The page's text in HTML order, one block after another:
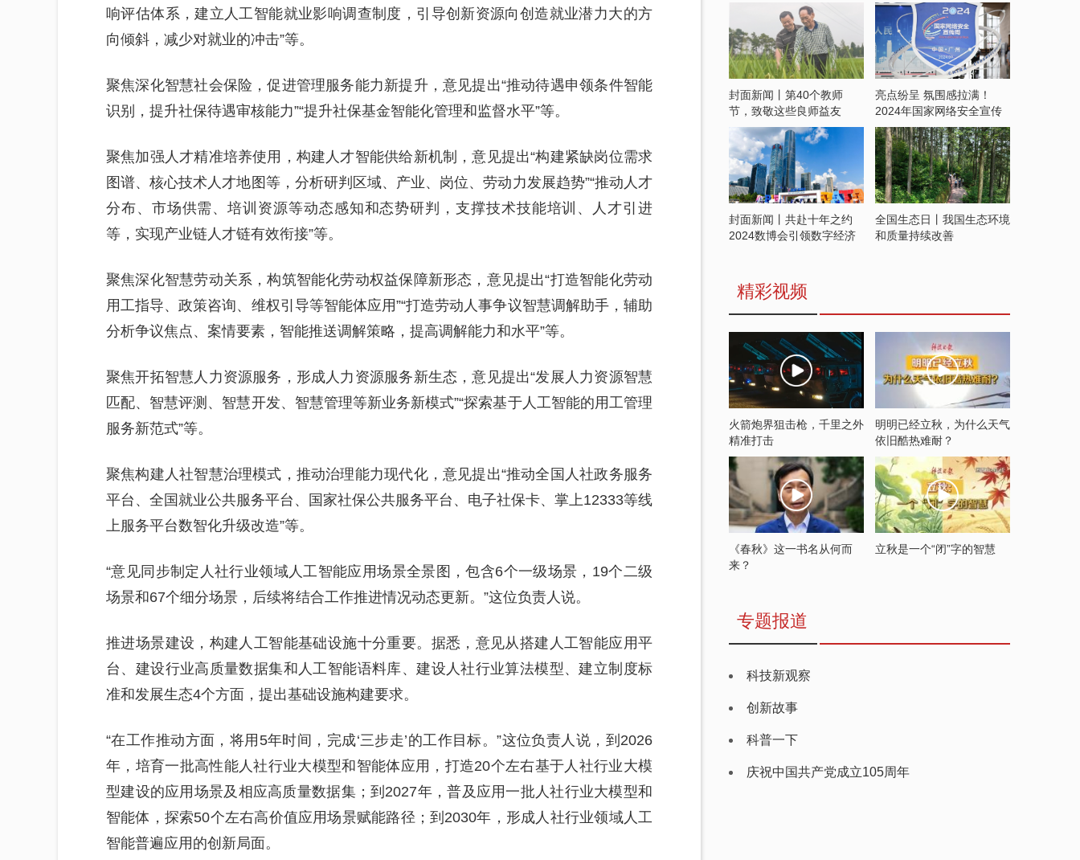
响评估体系，建立人工智能就业影响调查制度，引导创新资源向创造就业潜力大的方
向倾斜，减少对就业的冲击”等。
聚焦深化智慧社会保险，促进管理服务能力新提升，意见提出“推动待遇申领条件智能
识别，提升社保待遇审核能力”“提升社保基金智能化管理和监督水平”等。
聚焦加强人才精准培养使用，构建人才智能供给新机制，意见提出“构建紧缺岗位需求
图谱、核心技术人才地图等，分析研判区域、产业、岗位、劳动力发展趋势”“推动人才
分布、市场供需、培训资源等动态感知和态势研判，支撑技术技能培训、人才引进
等，实现产业链人才链有效衔接”等。
聚焦深化智慧劳动关系，构筑智能化劳动权益保障新形态，意见提出“打造智能化劳动
用工指导、政策咨询、维权引导等智能体应用”“打造劳动人事争议智慧调解助手，辅助
分析争议焦点、案情要素，智能推送调解策略，提高调解能力和水平”等。
聚焦开拓智慧人力资源服务，形成人力资源服务新生态，意见提出“发展人力资源智慧
匹配、智慧评测、智慧开发、智慧管理等新业务新模式”“探索基于人工智能的用工管理
服务新范式”等。
聚焦构建人社智慧治理模式，推动治理能力现代化，意见提出“推动全国人社政务服务
平台、全国就业公共服务平台、国家社保公共服务平台、电子社保卡、掌上12333等线
上服务平台数智化升级改造”等。
“意见同步制定人社行业领域人工智能应用场景全景图，包含6个一级场景，19个二级
场景和67个细分场景，后续将结合工作推进情况动态更新。”这位负责人说。
推进场景建设，构建人工智能基础设施十分重要。据悉，意见从搭建人工智能应用平
台、建设行业高质量数据集和人工智能语料库、建设人社行业算法模型、建立制度标
准和发展生态4个方面，提出基础设施构建要求。
“在工作推动方面，将用5年时间，完成‘三步走’的工作目标。”这位负责人说，到2026
年，培育一批高性能人社行业大模型和智能体应用，打造20个左右基于人社行业大模
型建设的应用场景及相应高质量数据集；到2027年，普及应用一批人社行业大模型和
智能体，探索50个左右高价值应用场景赋能路径；到2030年，形成人社行业领域人工
智能普遍应用的创新局面。
封面新闻丨第40个教师
节，致敬这些良师益友
亮点纷呈 氛围感拉满！
2024年国家网络安全宣传
周开启
封面新闻丨共赴十年之约
2024数博会引领数字经济
全国生态日丨我国生态环境
和质量持续改善
精彩视频
火箭炮界狙击枪，千里之外
精准打击
明明已经立秋，为什么天气
依旧酷热难耐？
《春秋》这一书名从何而
来？
立秋是一个“闭”字的智慧
专题报道
科技新观察
创新故事
科普一下
庆祝中国共产党成立105周年